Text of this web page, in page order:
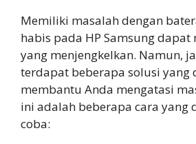
Memiliki masalah dengan
habis pada HP Samsung dapat
yang menjengkelkan. Namun,
terdapat beberapa solusi yang
membantu Anda mengatasi
ini adalah beberapa cara yang
coba: